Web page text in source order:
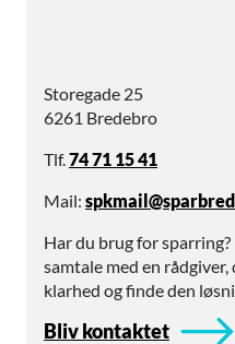
Storegade 25
6261 Bredebro
Tlf. 74 71 15 41
Mail:
Har du brug for
samtale med en
klarhed og finde den
Bliv kontaktet